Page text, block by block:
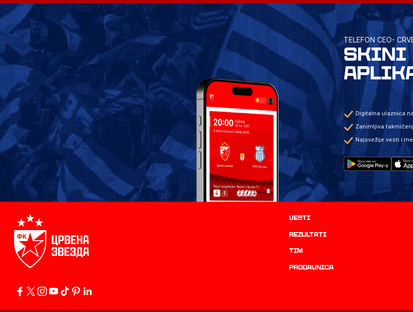
TELEFON CEO-
SKINI
Digitalna ulaznica
Zanimljiva
Najsvežije vesti i
Vesti
rezultati
TIM
prodavnica